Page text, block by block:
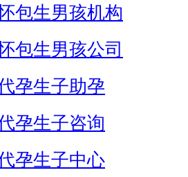
包生男孩机构
包生男孩公司
孕生子助孕
孕生子咨询
孕生子中心